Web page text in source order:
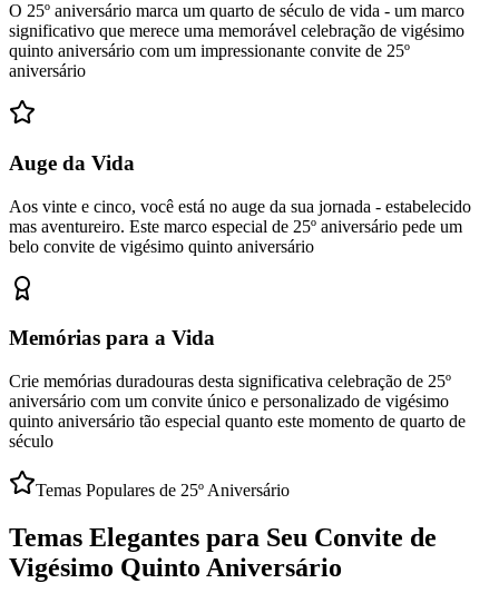
O 25º aniversário marca um quarto de século de vida - um marco
significativo que merece uma memorável celebração de vigésimo
quinto aniversário com um impressionante convite de 25º
aniversário
Auge da Vida
Aos vinte e cinco, você está no auge da sua jornada - estabelecido
mas aventureiro. Este marco especial de 25º aniversário pede um
belo convite de vigésimo quinto aniversário
Memórias para a Vida
Crie memórias duradouras desta significativa celebração de 25º
aniversário com um convite único e personalizado de vigésimo
quinto aniversário tão especial quanto este momento de quarto de
século
Temas Populares de 25º Aniversário
Temas Elegantes para Seu Convite de
Vigésimo Quinto Aniversário